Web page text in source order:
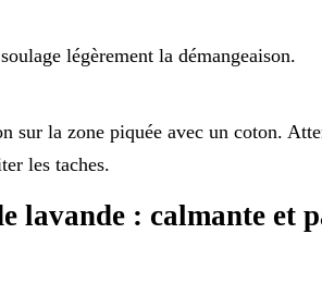
légèrement la démangeaison.
sur la zone piquée avec un coton.
les taches.
lavande : calmante et